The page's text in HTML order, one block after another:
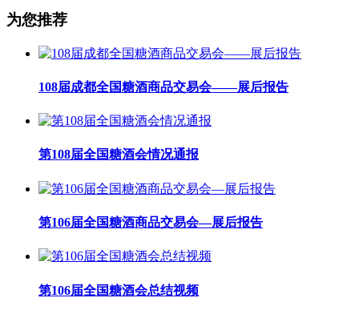
为您推荐
108届成都全国糖酒商品交易会——展后报告
第108届全国糖酒会情况通报
第106届全国糖酒商品交易会—展后报告
第106届全国糖酒会总结视频